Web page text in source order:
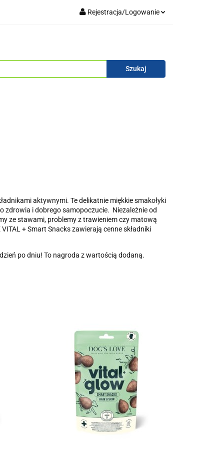
Rejestracja/Logowanie
Zapytaj
aktywnymi. Te delikatnie miękkie smakołyki
zdrowia i dobrego samopoczucie. Niezależnie od
ze stawami, problemy z trawieniem czy matową
+ Smart Snacks zawierają cenne składniki
po dniu! To nagroda z wartością dodaną.